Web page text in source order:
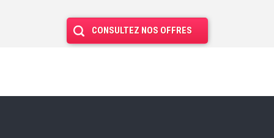
CONSULTEZ NOS OFFRES